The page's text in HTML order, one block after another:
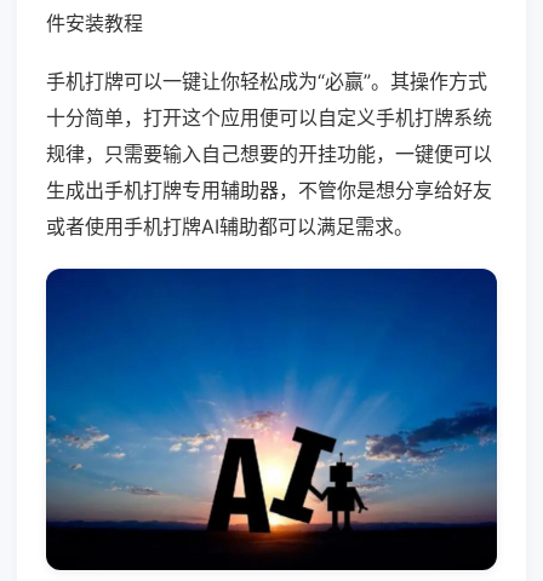
件安装教程
手机打牌可以一键让你轻松成为“必赢”。其操作方式
十分简单，打开这个应用便可以自定义手机打牌系统
规律，只需要输入自己想要的开挂功能，一键便可以
生成出手机打牌专用辅助器，不管你是想分享给好友
或者使用手机打牌AI辅助都可以满足需求。